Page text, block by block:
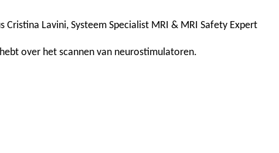
Lavini, Systeem Specialist MRI & MRI Safety Expert
over het scannen van neurostimulatoren.